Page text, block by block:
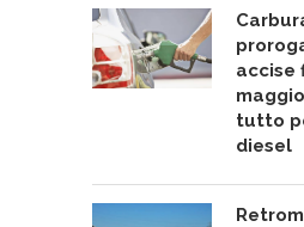
accise
tutto
diesel